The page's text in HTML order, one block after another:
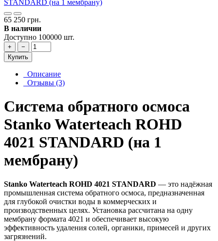
65 250 грн.
В наличии
Доступно 100000 шт.
+
−
Купить
Описание
Отзывы (3)
Система обратного осмоса
Stanko Waterteach ROHD
4021 STANDARD (на 1
мембрану)
Stanko Waterteach ROHD 4021 STANDARD — это надёжная
промышленная система обратного осмоса, предназначенная
для глубокой очистки воды в коммерческих и
производственных целях. Установка рассчитана на одну
мембрану формата 4021 и обеспечивает высокую
эффективность удаления солей, органики, примесей и других
загрязнений.